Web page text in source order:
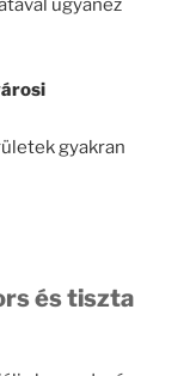
ugyanez
gyakran
és tiszta